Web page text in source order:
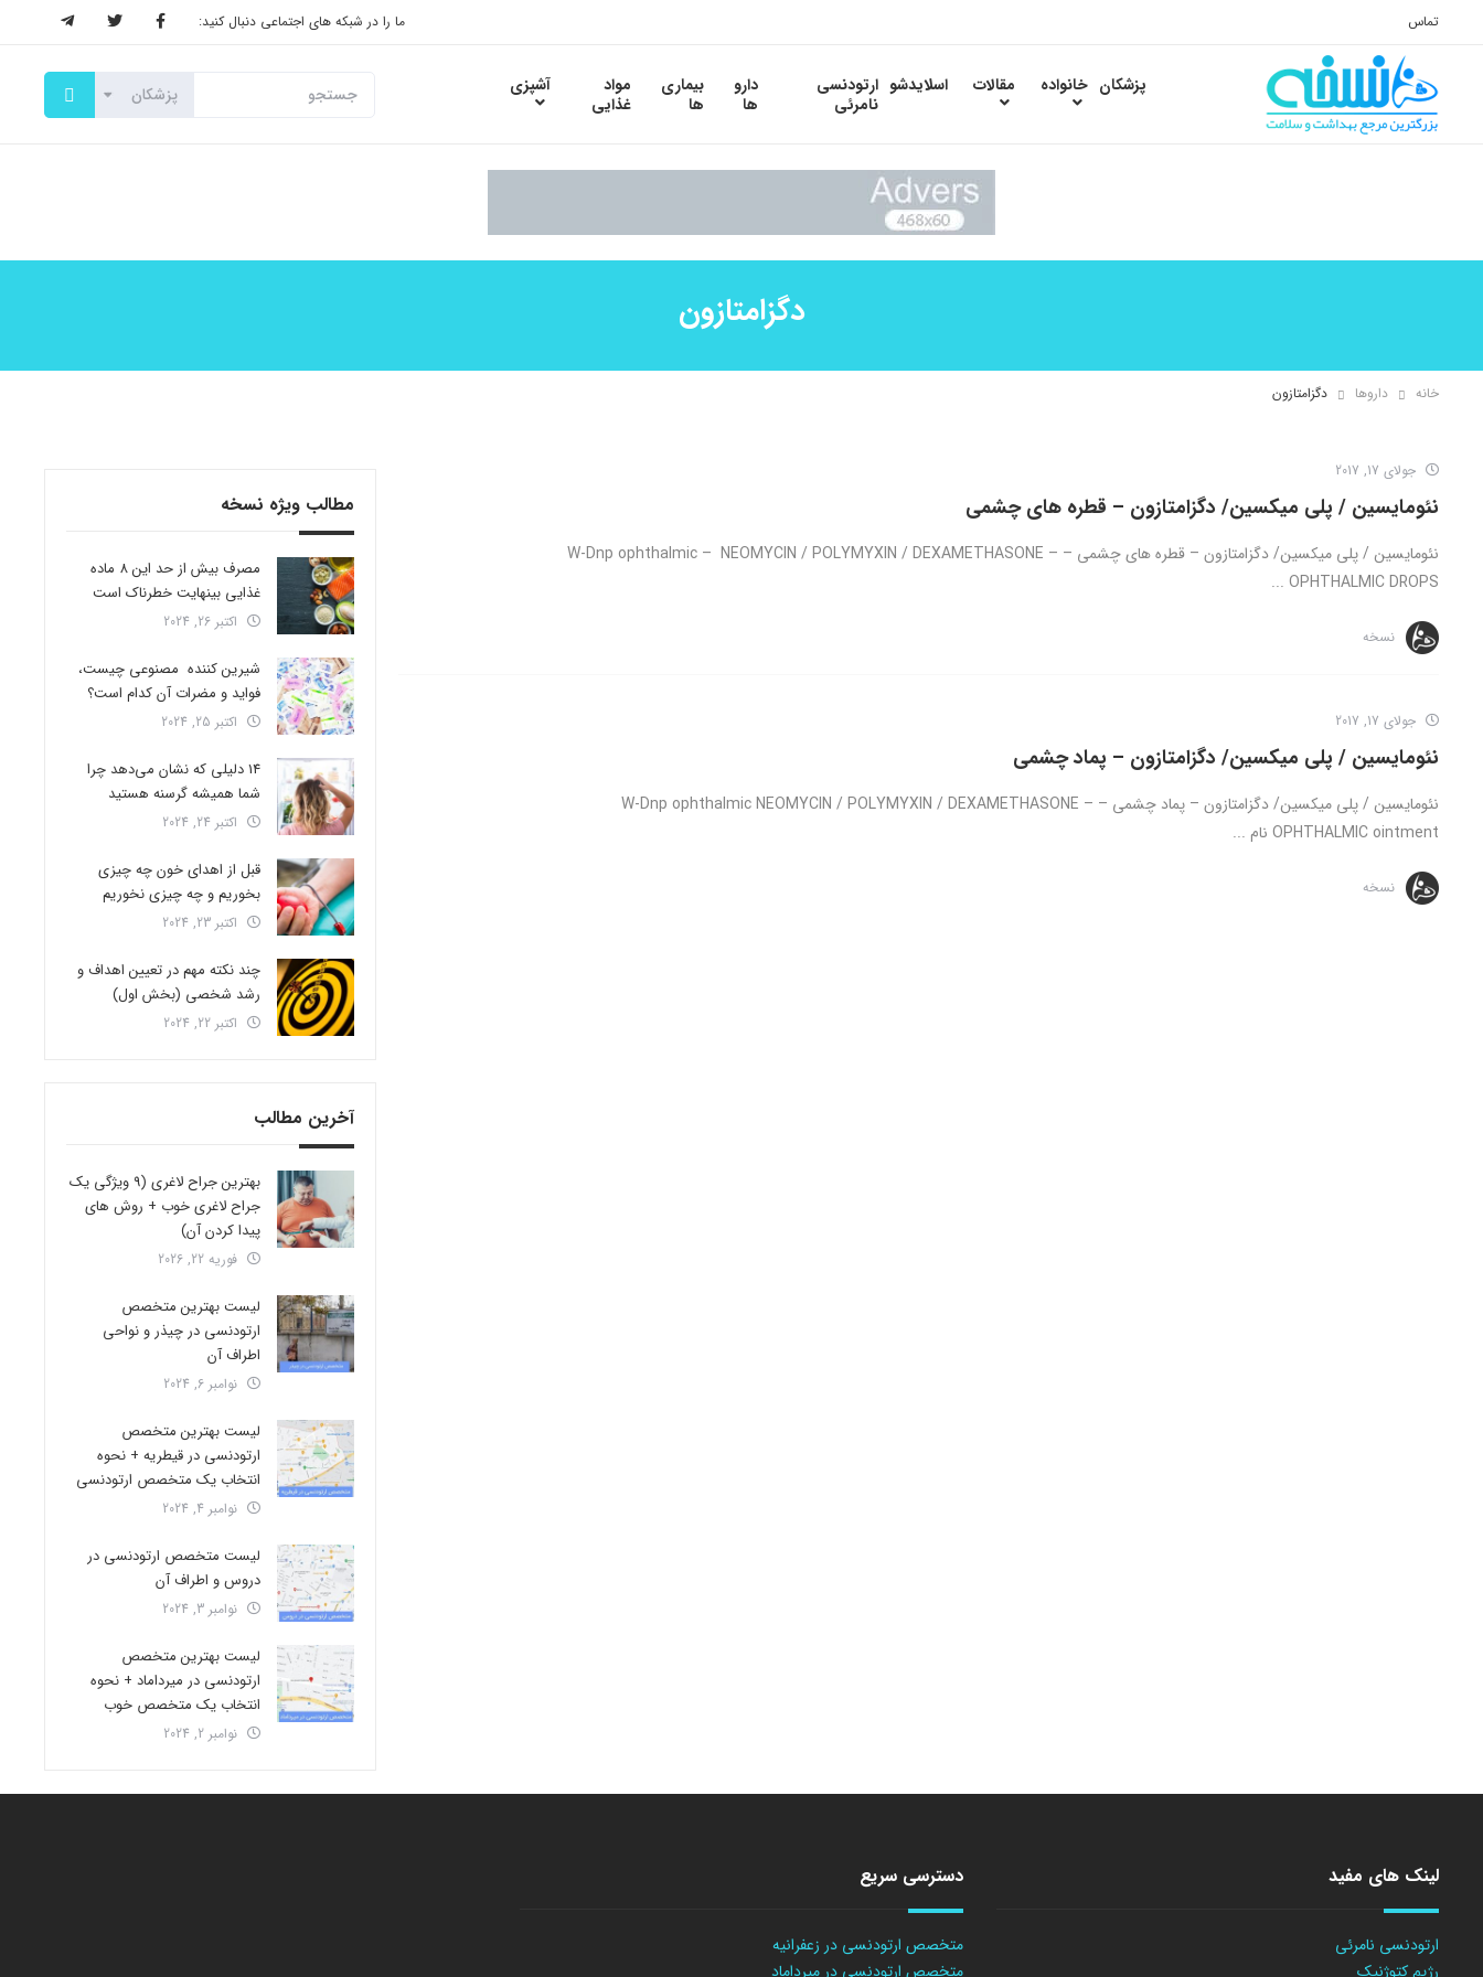
تماس ما را در شبکه های اجتماعی دنبال کنید:
پزشکان خانواده مقالات اسلایدشو ارتودنسی
نامرئی
دارو
ها
بیماری
ها
مواد
غذایی
آشپزی
دگزامتازون
خانه داروها دگزامتازون
جولای 17, 2017
نئومایسین / پلی میکسین/ دگزامتازون – قطره های چشمی
نئومایسین / پلی میکسین/ دگزامتازون – قطره های چشمی – W-Dnp ophthalmic – NEOMYCIN / POLYMYXIN / DEXAMETHASONE –
OPHTHALMIC DROPS ...
نسخه
جولای 17, 2017
نئومایسین / پلی میکسین/ دگزامتازون – پماد چشمی
نئومایسین / پلی میکسین/ دگزامتازون – پماد چشمی – W-Dnp ophthalmic NEOMYCIN / POLYMYXIN / DEXAMETHASONE –
OPHTHALMIC ointment نام ...
نسخه
مطالب ویژه نسخه
مصرف بیش از حد این 8 ماده
غذایی بینهایت خطرناک است
اکتبر 26, 2024
شیرین کننده مصنوعی چیست،
فواید و مضرات آن کدام است؟
اکتبر 25, 2024
14 دلیلی که نشان می‌دهد چرا
شما همیشه گرسنه هستید
اکتبر 24, 2024
قبل از اهدای خون چه چیزی
بخوریم و چه چیزی نخوریم
اکتبر 23, 2024
چند نکته مهم در تعیین اهداف و
رشد شخصی (بخش اول)
اکتبر 22, 2024
آخرین مطالب
بهترین جراح لاغری (9 ویژگی یک
جراح لاغری خوب + روش های
پیدا کردن آن)
فوریه 22, 2026
لیست بهترین متخصص
ارتودنسی در چیذر و نواحی
اطراف آن
نوامبر 6, 2024
لیست بهترین متخصص
ارتودنسی در قیطریه + نحوه
انتخاب یک متخصص ارتودنسی
نوامبر 4, 2024
لیست متخصص ارتودنسی در
دروس و اطراف آن
نوامبر 3, 2024
لیست بهترین متخصص
ارتودنسی در میرداماد + نحوه
انتخاب یک متخصص خوب
نوامبر 2, 2024
لینک های مفید
ارتودنسی نامرئی
رژیم کتوژنیک
دسترسی سریع
متخصص ارتودنسی در زعفرانیه
متخصص ارتودنسی در میرداماد